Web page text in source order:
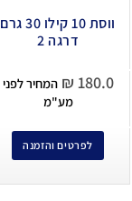
ווסת 10 קילו 30 גרם
דרגה 2
₪ 180.0
המחיר לפני
מע"מ
לפרטים והזמנה